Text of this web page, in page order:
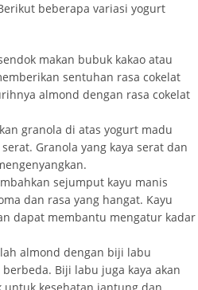
beberapa variasi yogurt
makan bubuk kakao atau
sentuhan rasa cokelat
almond dengan rasa cokelat
granola di atas yogurt madu
Granola yang kaya serat dan
sejumput kayu manis
dan rasa yang hangat. Kayu
dapat membantu mengatur kadar
almond dengan biji labu
Biji labu juga kaya akan